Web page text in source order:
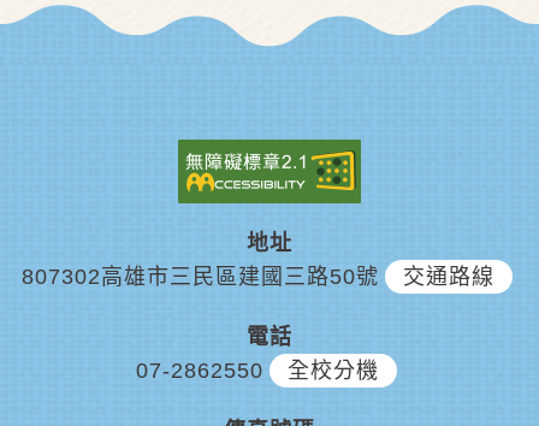
地址
807302高雄市三民區建國三路50號
交通路線
電話
07-2862550
全校分機